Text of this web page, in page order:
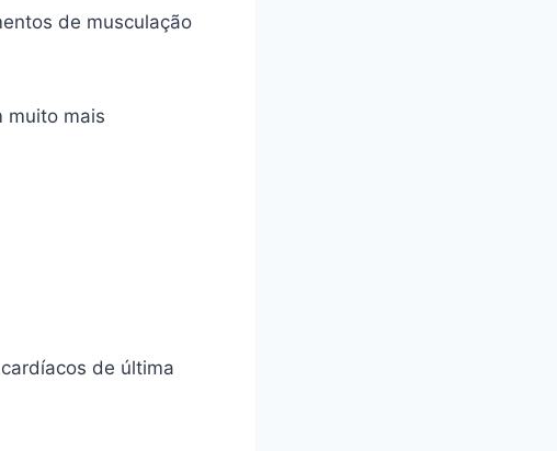
de musculação
muito mais
de última